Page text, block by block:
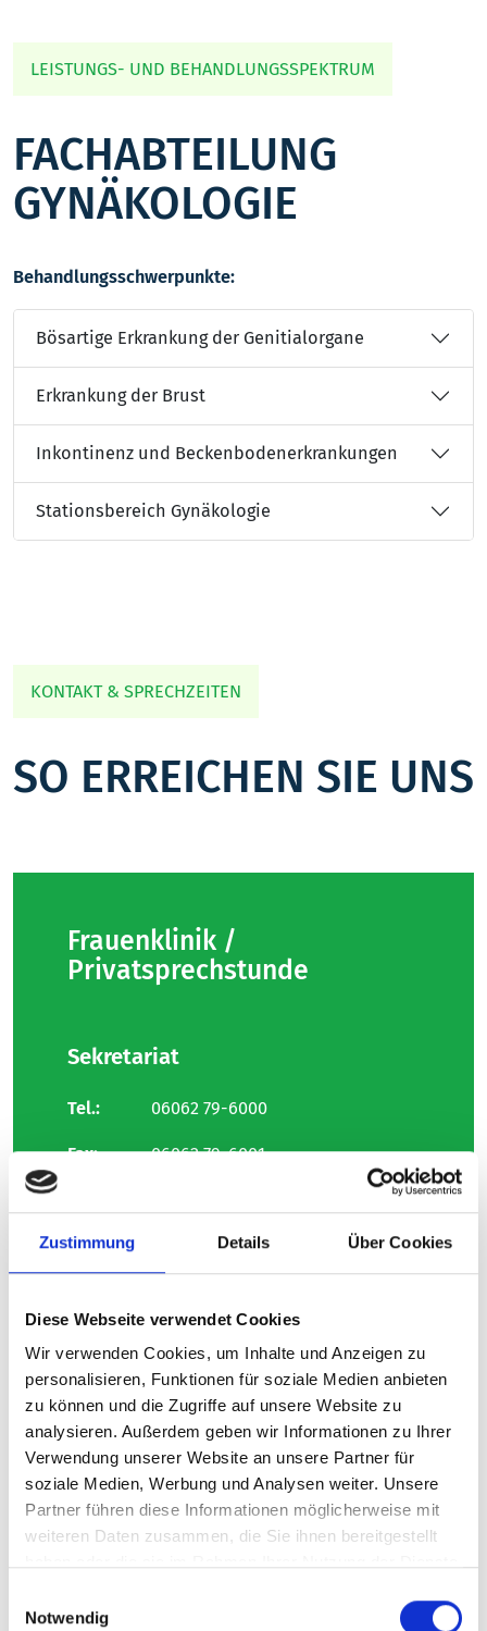
Zustimmung Details Über Cookies
Diese Webseite verwendet Cookies
Wir verwenden Cookies, um Inhalte und Anzeigen zu
personalisieren, Funktionen für soziale Medien anbieten
zu können und die Zugriffe auf unsere Website zu
analysieren. Außerdem geben wir Informationen zu Ihrer
Verwendung unserer Website an unsere Partner für
soziale Medien, Werbung und Analysen weiter. Unsere
Partner führen diese Informationen möglicherweise mit
weiteren Daten zusammen, die Sie ihnen bereitgestellt
Notwendig
LEISTUNGS- UND BEHANDLUNGSSPEKTRUM
FACHABTEILUNG
GYNÄKOLOGIE
Behandlungsschwerpunkte:
Bösartige Erkrankung der Genitialorgane
Erkrankung der Brust
Inkontinenz und Beckenbodenerkrankungen
Stationsbereich Gynäkologie
KONTAKT & SPRECHZEITEN
SO ERREICHEN SIE UNS
Frauenklinik /
Privatsprechstunde
Sekretariat
Tel.: 06062 79-6000
Fax: 06062 79-6001
Sandra Reh
Tel.: 06062 79-6024
Telefonische Sprechzeiten
Mo. bis Do.: 8:30 – 11:30 Uhr und 13:30 –
Fr.: 8:30